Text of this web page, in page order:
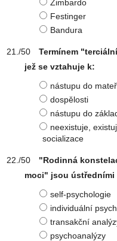
Zimbardo
Festinger
Bandura
Termínem
jež se vztahuje k:
nástupu do
dospělosti
nástupu do
neexistuje,
socializace
"Rodinná
moci" jsou ústředními
self-psychologie
individuální
transakční
psychoanalýzy